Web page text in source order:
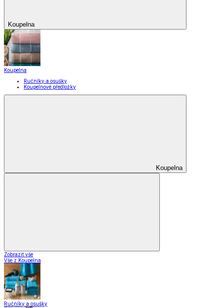
Koupelna
Koupelna
Ručníky a osušky
Koupelnové předložky
Koupelna
Zobrazit vše
Vše z Koupelna
Ručníky a osušky